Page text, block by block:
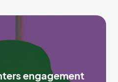
engagement